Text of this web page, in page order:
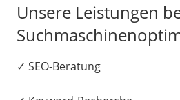
Unsere Leistungen
✓ SEO-Beratung